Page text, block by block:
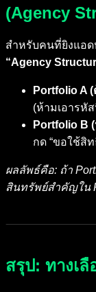
(Agency
สำหรับคนที่ยิงแอด
“Agency
Portfolio A (
(ห้ามเอารหั
Portfolio B
กด “ขอใช้สิ
ผลลัพธ์คือ: ถ้า
สินทรัพย์สำคัญใน
สรุป: ทางเ